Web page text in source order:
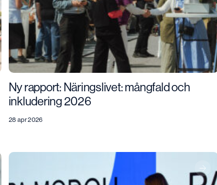
Ny rapport: Näringslivet: mångfald och
inkludering 2026
28 apr 2026